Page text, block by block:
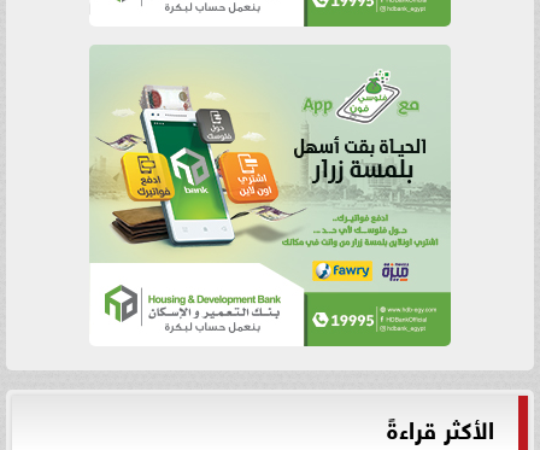
الأكثر قراءةً